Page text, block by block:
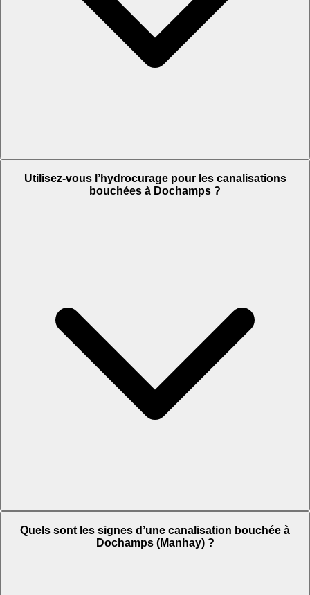
Utilisez-vous l’hydrocurage pour les canalisations
bouchées à Dochamps ?
Quels sont les signes d’une canalisation bouchée à
Dochamps (Manhay) ?